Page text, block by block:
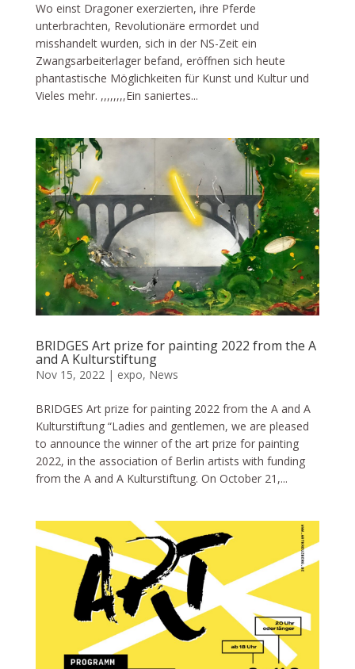
Wo einst Dragoner exerzierten, ihre Pferde
unterbrachten, Revolutionäre ermordet und
misshandelt wurden, sich in der NS-Zeit ein
Zwangsarbeiterlager befand, eröffnen sich heute
phantastische Möglichkeiten für Kunst und Kultur und
Vieles mehr. ,,,,,,,,Ein saniertes...
BRIDGES Art prize for painting 2022 from the A
and A Kulturstiftung
Nov 15, 2022| expo, News
BRIDGES Art prize for painting 2022 from the A and A
Kulturstiftung “Ladies and gentlemen, we are pleased
to announce the winner of the art prize for painting
2022, in the association of Berlin artists with funding
from the A and A Kulturstiftung. On October 21,...